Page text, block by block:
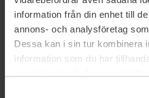
information från din enhet till
annons- och analysföretag
Dessa kan i sin tur kombinera
information som du har